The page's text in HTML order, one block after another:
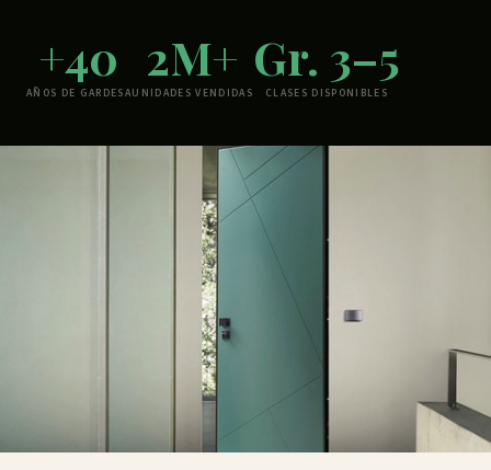
+40
AÑOS DE GARDESA
2M+
UNIDADES VENDIDAS
Gr. 3–5
CLASES DISPONIBLES